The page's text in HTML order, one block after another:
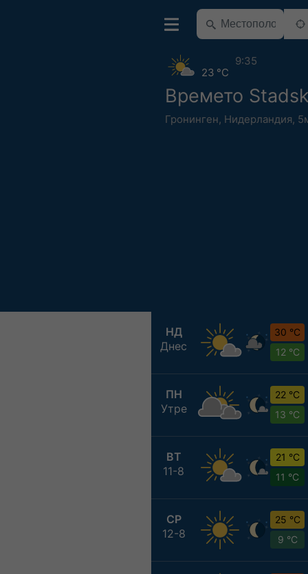
Времето
Гронинген, Нидерландия,
23 °C
9:35
НД
Днес
30 °C
12 °C
ПН
Утре
22 °C
13 °C
ВТ
11-8
21 °C
11 °C
СР
12-8
25 °C
9 °C